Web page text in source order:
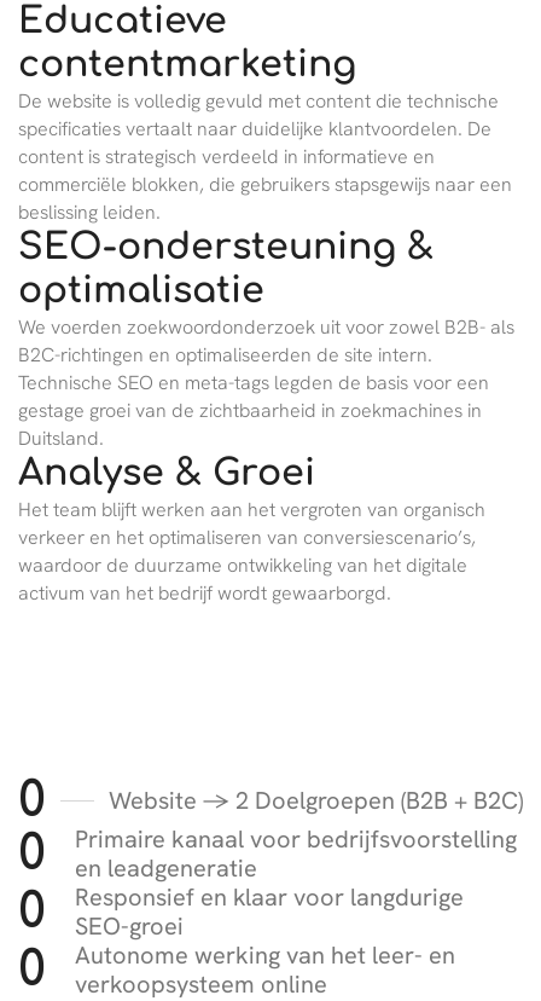
Educatieve
contentmarketing
De website is volledig gevuld met content die technische
specificaties vertaalt naar duidelijke klantvoordelen. De
content is strategisch verdeeld in informatieve en
commerciële blokken, die gebruikers stapsgewijs naar een
beslissing leiden.
SEO-ondersteuning &
optimalisatie
We voerden zoekwoordonderzoek uit voor zowel B2B- als
B2C-richtingen en optimaliseerden de site intern.
Technische SEO en meta-tags legden de basis voor een
gestage groei van de zichtbaarheid in zoekmachines in
Duitsland.
Analyse & Groei
Het team blijft werken aan het vergroten van organisch
verkeer en het optimaliseren van conversiescenario’s,
waardoor de duurzame ontwikkeling van het digitale
activum van het bedrijf wordt gewaarborgd.
0 Website → 2 Doelgroepen (B2B + B2C)
0
Primaire kanaal voor bedrijfsvoorstelling
en leadgeneratie
0
Responsief en klaar voor langdurige
SEO-groei
0
Autonome werking van het leer- en
verkoopsysteem online